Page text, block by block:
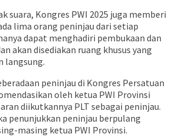
suara, Kongres PWI 2025 juga memberi
lima orang peninjau dari setiap
dapat menghadiri pembukaan dan
akan disediakan ruang khusus yang
langsung.
peninjau di Kongres Persatuan
oleh ketua PWI Provinsi
diikutkannya PLT sebagai peninjau.
penunjukkan peninjau berpulang
masing ketua PWI Provinsi.